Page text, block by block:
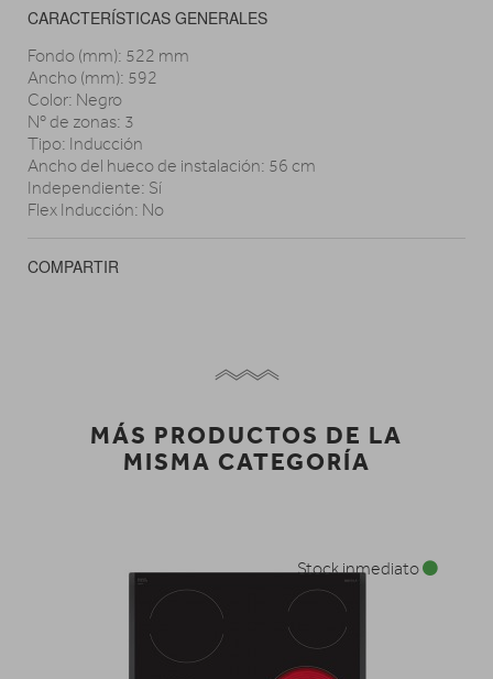
CARACTERÍSTICAS GENERALES
Fondo (mm): 522 mm
Ancho (mm): 592
Color: Negro
Nº de zonas: 3
Tipo: Inducción
Ancho del hueco de instalación: 56 cm
Independiente: Sí
Flex Inducción: No
COMPARTIR
MÁS PRODUCTOS DE LA
MISMA CATEGORÍA
Stock inmediato